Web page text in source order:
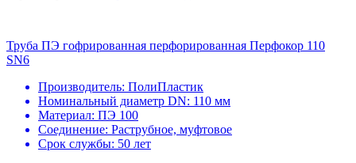
Труба ПЭ гофрированная перфорированная Перфокор 110
SN6
Производитель: ПолиПластик
Номинальный диаметр DN: 110 мм
Материал: ПЭ 100
Соединение: Раструбное, муфтовое
Срок службы: 50 лет